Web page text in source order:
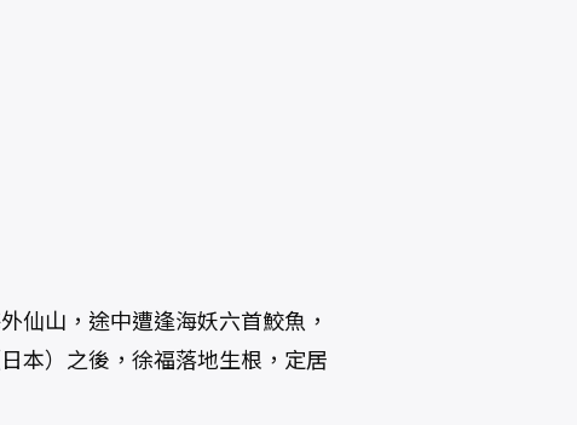
仙山，途中遭逢海妖六首鮫魚，
本）之後，徐福落地生根，定居